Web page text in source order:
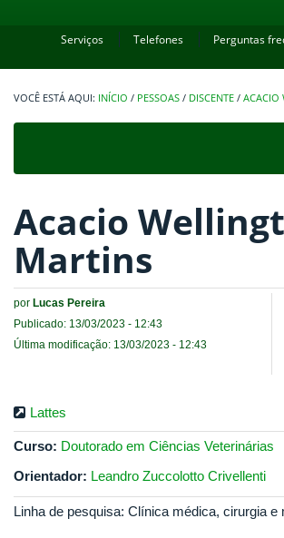
Serviços Telefones Perguntas
INÍCIO / PESSOAS / DISCENTE / ACACIO
Acacio
Martins
por Lucas Pereira
Publicado: 13/03/2023 - 12:43
Última modificação: 13/03/2023 - 12:43
Lattes
Curso: Doutorado em Ciências Veterinárias
Orientador: Leandro Zuccolotto Crivellenti
Linha de pesquisa: Clínica médica, cirurgia e